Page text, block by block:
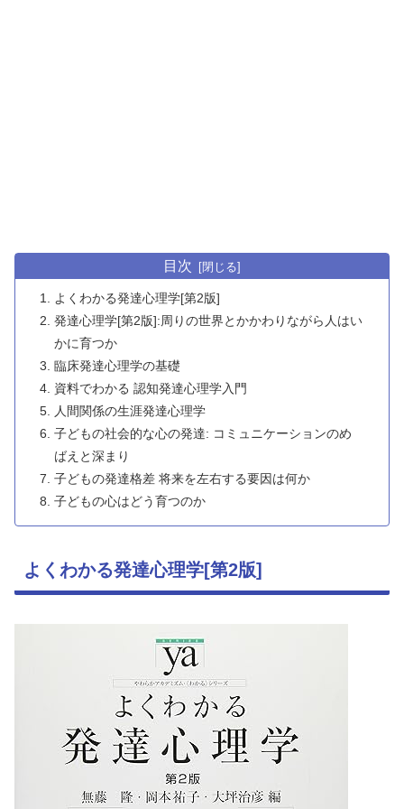
目次
よくわかる発達心理学[第2版]
発達心理学[第2版]:周りの世界とかかわりながら人はい
かに育つか
臨床発達心理学の基礎
資料でわかる 認知発達心理学入門
人間関係の生涯発達心理学
子どもの社会的な心の発達: コミュニケーションのめ
ばえと深まり
子どもの発達格差 将来を左右する要因は何か
子どもの心はどう育つのか
よくわかる発達心理学[第2版]